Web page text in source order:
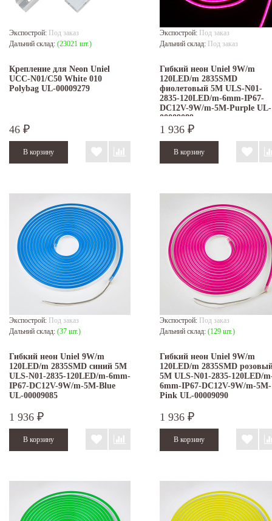
Экспострой: Под заказ
Дальний склад: (23021 шт.)
Крепление для Neon Uniel
UCC-N01/C50 White 010
Polybag UL-00009279
46 ₽
Экспострой: Под заказ
Дальний склад: Под заказ
Гибкий неон Uniel 9W/m
120LED/m 2835SMD
фиолетовый 5M ULS-N01-
2835-120LED/m-6mm-IP67-
DC12V-9W/m-5M-Purple UL-
00009089
1 936 ₽
Экспострой: Под заказ
Дальний склад: (37 шт.)
Гибкий неон Uniel 9W/m
120LED/m 2835SMD синий 5M
ULS-N01-2835-120LED/m-6mm-
IP67-DC12V-9W/m-5M-Blue
UL-00009085
1 936 ₽
Экспострой: Под заказ
Дальний склад: (129 шт.)
Гибкий неон Uniel 9W/m
120LED/m 2835SMD
5M ULS-N01-2835-120LED/
6mm-IP67-DC12V-9W/m-5M-
Pink UL-00009090
1 936 ₽